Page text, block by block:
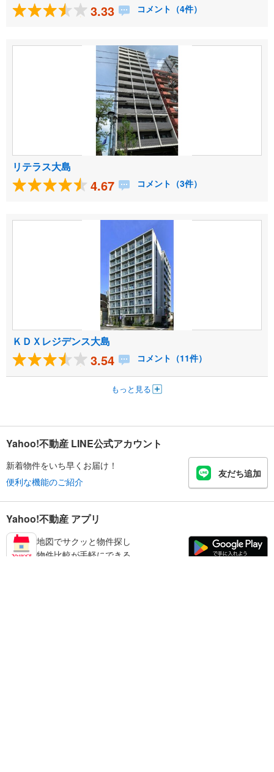
3.33 コメント（4件）
リテラス大島
4.67 コメント（3件）
ＫＤＸレジデンス大島
3.54 コメント（11件）
もっと見る
Yahoo!不動産 LINE公式アカウント
新着物件をいち早くお届け！
便利な機能のご紹介
友だち追加
Yahoo!不動産 アプリ
地図でサクッと物件探し
物件比較が手軽にできる